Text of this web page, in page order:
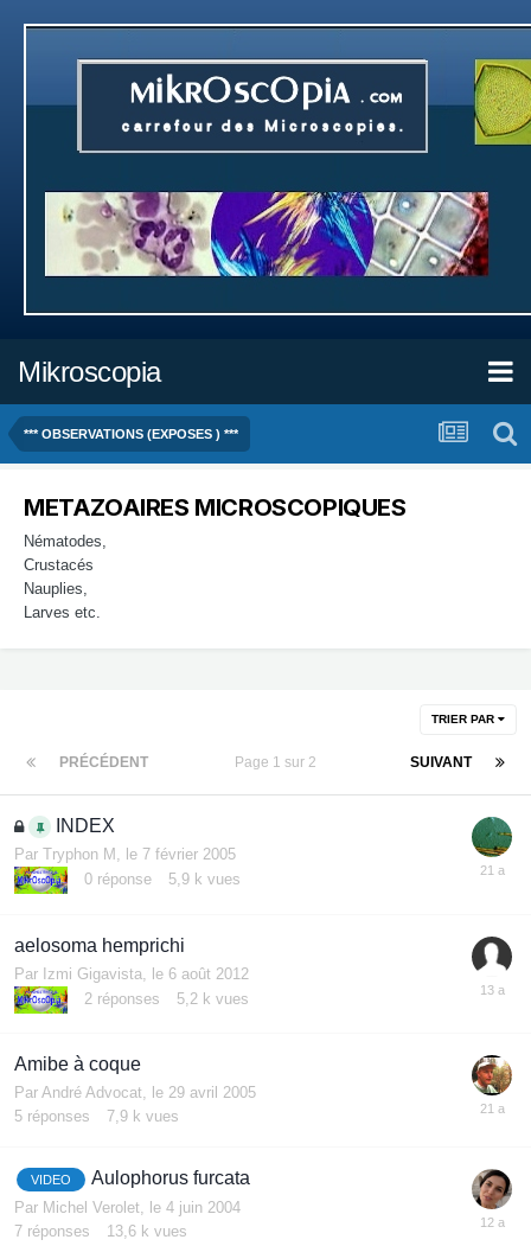
Mikroscopia
*** OBSERVATIONS (EXPOSES ) ***
METAZOAIRES MICROSCOPIQUES
Nématodes,
Crustacés
Nauplies,
Larves etc.
TRIER PAR
PRÉCÉDENT SUIVANT
Page 1 sur 2
INDEX
Par Tryphon M , le 7 février 2005
0 réponse 5,9 k vues
aelosoma hemprichi
Par Izmi Gigavista
le 6 août 2012
2 réponses 5,2 k vues
Amibe à coque
Par André Advocat, le 29 avril 2005
5 réponses 7,9 k vues
VIDEO Aulophorus furcata
Par Michel Verolet
le 4 juin 2004
7 réponses 13,6 k vues